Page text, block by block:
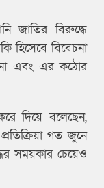
জাতির বিরুদ্ধে
হিসেবে বিবেচনা
এবং এর কঠোর
দিয়ে বলেছেন,
গত জুনে
সময়কার চেয়েও